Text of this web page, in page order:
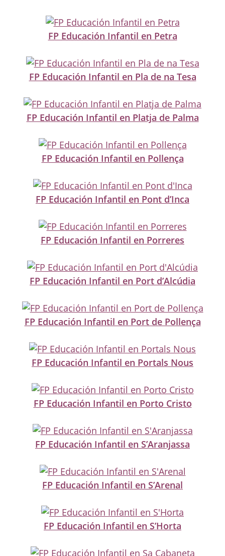
FP Educación Infantil en Petra
FP Educación Infantil en Pla de na Tesa
FP Educación Infantil en Platja de Palma
FP Educación Infantil en Pollença
FP Educación Infantil en Pont d’Inca
FP Educación Infantil en Porreres
FP Educación Infantil en Port d’Alcúdia
FP Educación Infantil en Port de Pollença
FP Educación Infantil en Portals Nous
FP Educación Infantil en Porto Cristo
FP Educación Infantil en S’Aranjassa
FP Educación Infantil en S’Arenal
FP Educación Infantil en S’Horta